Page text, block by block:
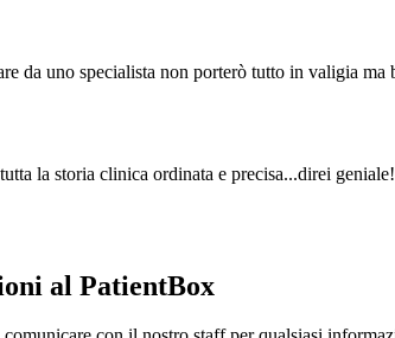
da uno specialista non porterò tutto in valigia
la storia clinica ordinata e precisa...direi
al PatientBox